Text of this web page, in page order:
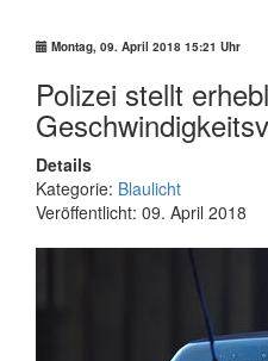
Montag, 09. April 2018 15:21 Uhr
Polizei stellt
Details
Kategorie: Blaulicht
Veröffentlicht: 09. April 2018